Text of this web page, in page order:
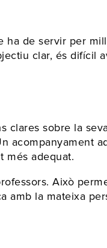
ha de servir per
clar, és difícil
clares sobre la
acompanyament
més adequat.
Això
amb la mateixa